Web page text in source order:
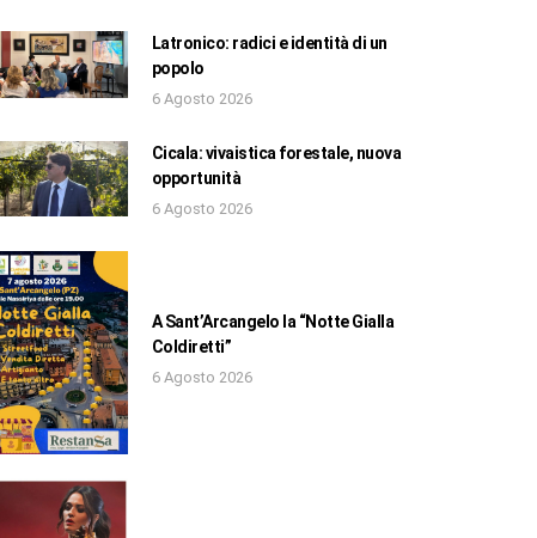
Latronico: radici e identità di un
popolo
6 Agosto 2026
Cicala: vivaistica forestale, nuova
opportunità
6 Agosto 2026
A Sant’Arcangelo la “Notte Gialla
Coldiretti”
6 Agosto 2026